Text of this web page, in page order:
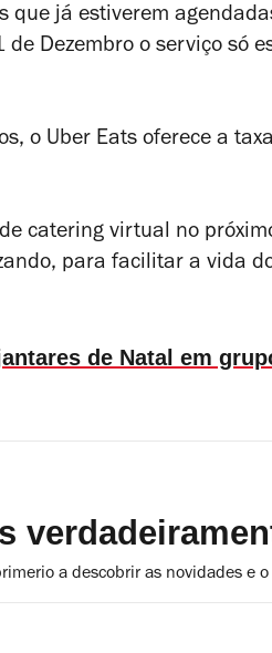
que já estiverem
Dezembro o serviço só
o Uber Eats oferece a
catering virtual no
para facilitar a vida
de Natal em
a descobrir as novidades e